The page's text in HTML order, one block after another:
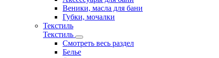
Веники, масла для бани
Губки, мочалки
Текстиль
Текстиль
Смотреть весь раздел
Белье